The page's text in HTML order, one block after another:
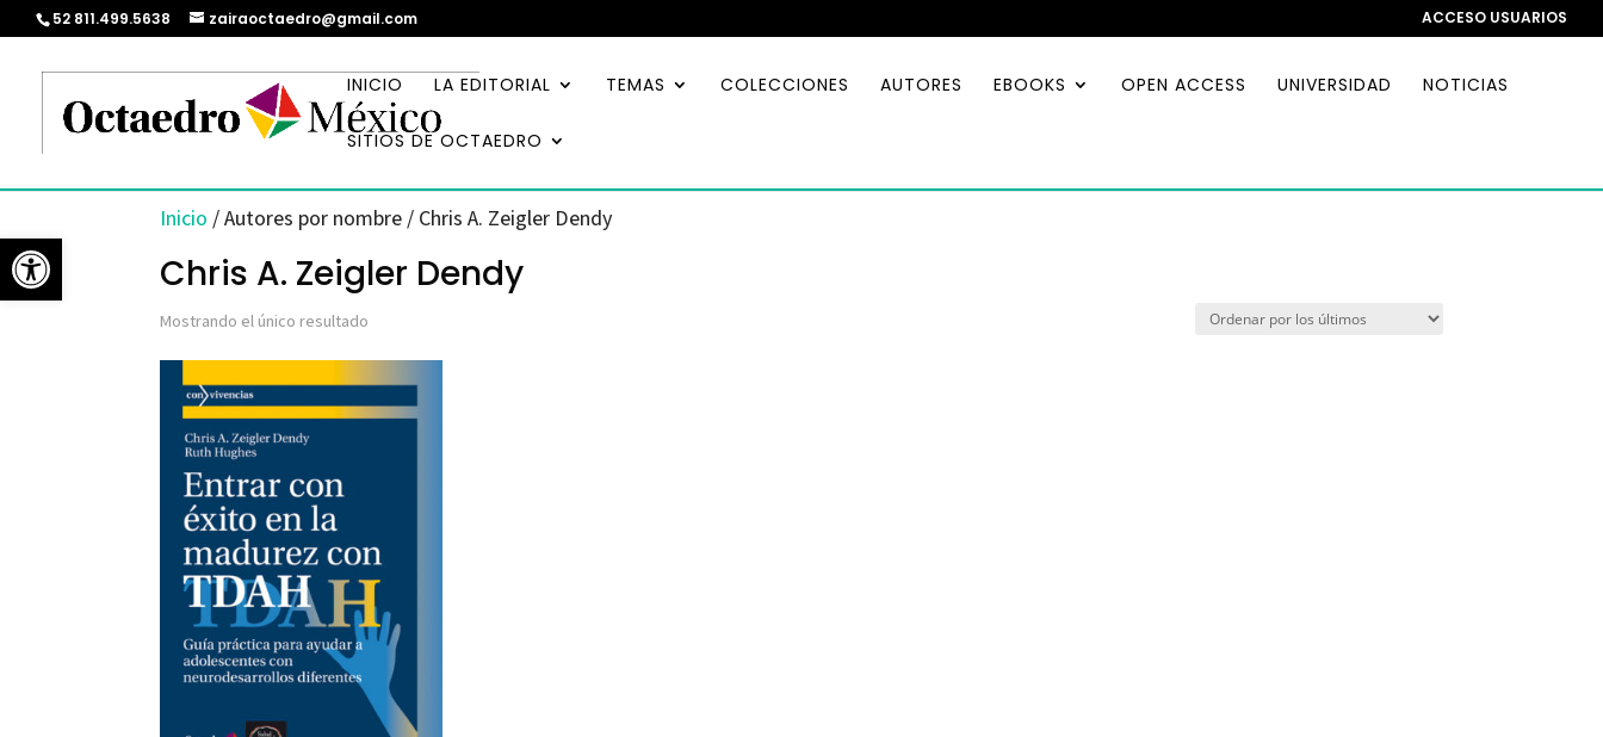
Abrir barra de herramientas
52 811.499.5638 zairaoctaedro@gmail.com ACCESO USUARIOS
INICIO LA EDITORIAL TEMAS COLECCIONES AUTORES EBOOKS OPEN ACCESS UNIVERSIDAD NOTICIAS
SITIOS DE OCTAEDRO
Inicio / Autores por nombre / Chris A. Zeigler Dendy
Chris A. Zeigler Dendy
Mostrando el único resultado